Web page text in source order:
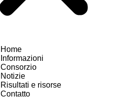
Home
Informazioni
Consorzio
Notizie
Risultati e risorse
Contatto